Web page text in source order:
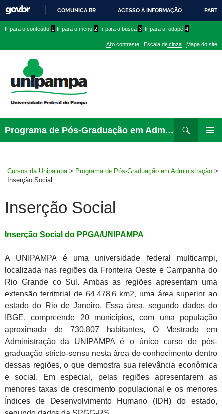
PARA
CONTEÚDO
COMUNICA BR ACESSO À INFORMAÇÃO
conteúdo
menu
superior
menu
Ir para o conteúdo 1 Ir para o menu 2 Ir para a busca 3 Ir para o rodapé 4
Alto contraste Escala de cinza Mapa do site
Programa de Pós-Graduação em Administração
para
Cursos da Unipampa > Programa de Pós-Graduação em Administração >
Inserção Social
Inserção Social
Inserção Social do PPGA/UNIPAMPA
A UNIPAMPA é uma universidade federal multicampi,
localizada nas regiões da Fronteira Oeste e Campanha do
Rio Grande do Sul. Ambas as regiões apresentam uma
extensão territorial de 64.478,6 km2, uma área superior ao
estado do Rio de Janeiro. Essa área, segundo dados do
IBGE, compreende 20 municípios, com uma população
aproximada de 730.807 habitantes, O Mestrado em
Administração da UNIPAMPA é o único curso de pós-
graduação stricto-sensu nesta área do conhecimento dentro
dessas regiões, o que demostra sua relevância econômica
e social. Em especial, pelas regiões apresentarem as
menores taxas de crescimento populacional e os menores
Índices de Desenvolvimento Humano (IDH) do estado,